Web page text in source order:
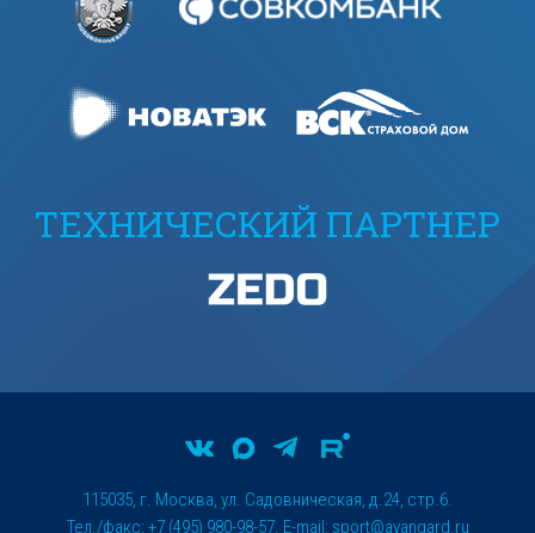
ТЕХНИЧЕСКИЙ ПАРТНЕР
115035, г. Москва, ул. Садовническая, д.24, стр.6.
Тел./факс: +7 (495) 980-98-57. E-mail: sport@avangard.ru